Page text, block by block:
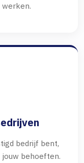
bedrijf bent,
behoeften.